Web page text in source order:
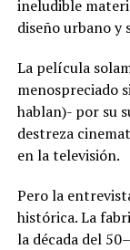
ineludible
diseño urbano y
La película
menospreciado
hablan)-por su
destreza
en la televisión.
Pero la
histórica. La
la décadadel 50